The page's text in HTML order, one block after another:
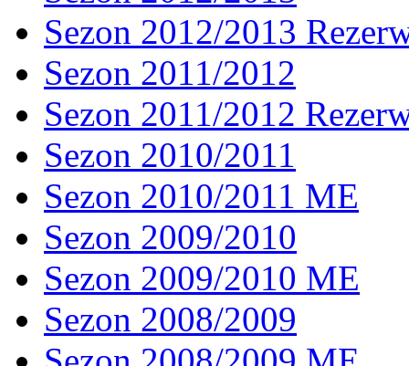
Sezon 2012/2013
Sezon 2011/2012
Sezon 2011/2012
Sezon 2010/2011
Sezon 2010/2011 ME
Sezon 2009/2010
Sezon 2009/2010 ME
Sezon 2008/2009